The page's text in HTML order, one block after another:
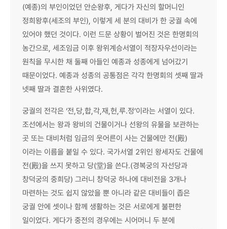
(예종)의 부인이었던 안순왕후, 게다가 자신의 할머니인
정희왕후(세조의 부인), 이렇게 세 분의 대비가 한 궁궐 속에
있어야 했던 것이다. 이런 드문 상황이 벌어진 것은 한명회의
농간으로, 세조임금 이후 왕위계승서열이 적장자우선이라는
원칙을 무시한 채 둘째 아들인 예종과 성종에게 넘어갔기
때문이었다. 예종과 성종의 공통점은 각각 한명회의 셋째 딸과
넷째 딸과 결혼한 사위였다.
궁궐의 전각은 ‘전,당,합,각,재,헌,루.정’이라는 서열이 있다.
조선에서는 왕과 왕비의 건물이거나 선왕의 유물을 보관하는
곳 또는 대비처럼 임금의 웃어른이 사는 건물에만 전(殿)
이라는 이름을 붙일 수 있다. 국가서열 2위인 왕세자도 건물에
전(殿)을 쓰지 못하고 당(堂)을 쓴다.(경복궁의 자선당과
창덕궁의 중희당) 그러니 창덕궁 하나에 대비전을 3개나
마련하는 것도 쉽지 않았을 뿐 아니라 같은 대비들이 좁은
궁궐 안에 셋이나 함께 생활하는 것은 서로에게 불편한
일이었다. 게다가 중전의 경우에는 시어머니 두 분에